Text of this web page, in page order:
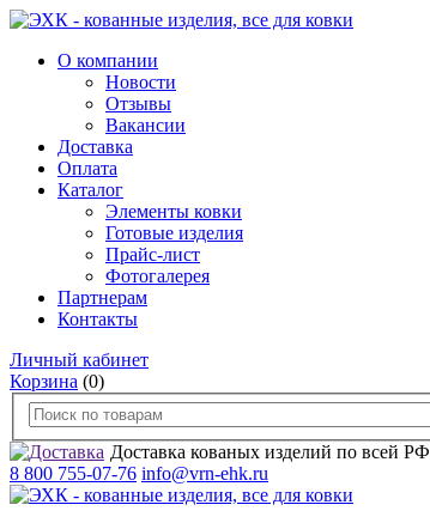
О компании
Новости
Отзывы
Вакансии
Доставка
Оплата
Каталог
Элементы ковки
Готовые изделия
Прайс-лист
Фотогалерея
Партнерам
Контакты
Личный кабинет
Корзина (0)
Доставка кованых изделий по всей РФ
8 800 755-07-76 info@vrn-ehk.ru